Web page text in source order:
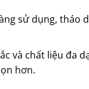
sử dụng, tháo
và chất liệu đa
hơn.